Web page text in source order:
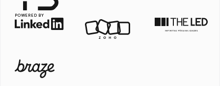
POWERED BY